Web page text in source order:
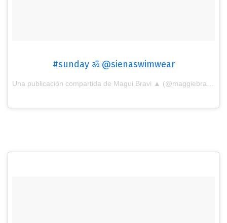
#sunday ॐ @sienaswimwear